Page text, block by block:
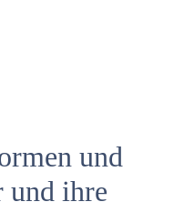
und
und ihre